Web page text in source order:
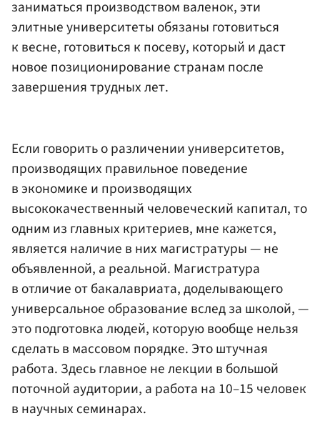
заниматься производством валенок, эти
элитные университеты обязаны готовиться
к весне, готовиться к посеву, который и даст
новое позиционирование странам после
завершения трудных лет.
Если говорить о различении университетов,
производящих правильное поведение
в экономике и производящих
высококачественный человеческий капитал, то
одним из главных критериев, мне кажется,
является наличие в них магистратуры — не
объявленной, а реальной. Магистратура
в отличие от бакалавриата, доделывающего
универсальное образование вслед за школой, —
это подготовка людей, которую вообще нельзя
сделать в массовом порядке. Это штучная
работа. Здесь главное не лекции в большой
поточной аудитории, а работа на 10–15 человек
в научных семинарах.